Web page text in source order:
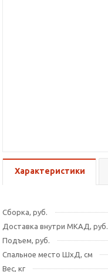
Характеристики
Сборка, руб.
Доставка внутри МКАД, руб.
Подъем, руб.
Спальное место ШхД, см
Вес, кг